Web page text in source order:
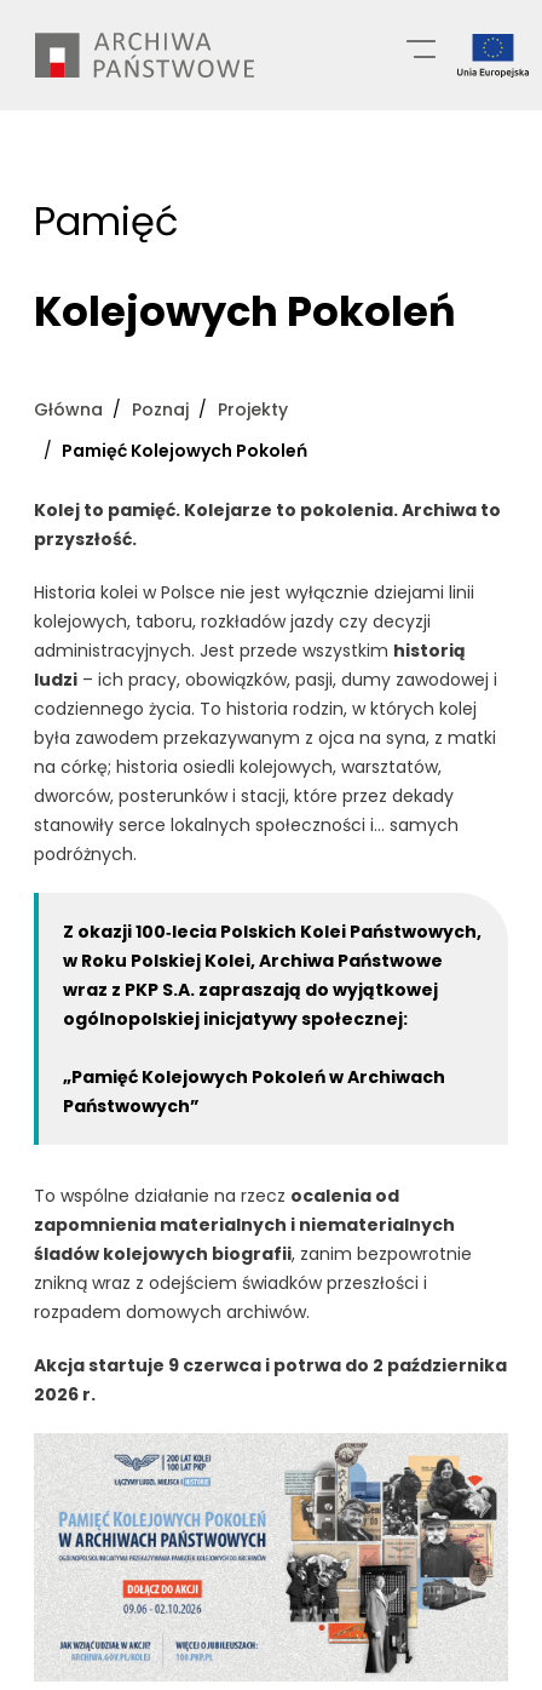
treści
Pamięć
Kolejowych Pokoleń
Główna Poznaj
Projekty
Pamięć Kolejowych Pokoleń
Kolej to pamięć. Kolejarze to pokolenia. Archiwa to
przyszłość.
Historia kolei w Polsce nie jest wyłącznie dziejami linii
kolejowych, taboru, rozkładów jazdy czy decyzji
administracyjnych. Jest przede wszystkim historią
ludzi – ich pracy, obowiązków, pasji, dumy zawodowej i
codziennego życia. To historia rodzin, w których kolej
była zawodem przekazywanym z ojca na syna, z matki
na córkę; historia osiedli kolejowych, warsztatów,
dworców, posterunków i stacji, które przez dekady
stanowiły serce lokalnych społeczności i… samych
podróżnych.
Z okazji 100‑lecia Polskich Kolei Państwowych,
w Roku Polskiej Kolei, Archiwa Państwowe
wraz z PKP S.A. zapraszają do wyjątkowej
ogólnopolskiej inicjatywy społecznej:
„Pamięć Kolejowych Pokoleń w Archiwach
Państwowych”
To wspólne działanie na rzecz ocalenia od
zapomnienia materialnych i niematerialnych
śladów kolejowych biografii, zanim bezpowrotnie
znikną wraz z odejściem świadków przeszłości i
rozpadem domowych archiwów.
Akcja startuje 9 czerwca i potrwa do 2 października
2026 r.